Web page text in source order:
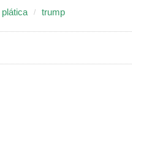
plática trump